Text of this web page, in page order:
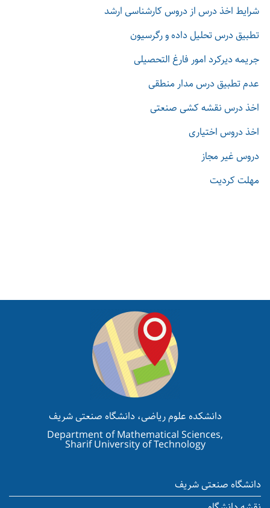
شرايط اخذ درس از دروس كارشناسی ارشد
تطبیق درس تحلیل داده و رگرسیون
جریمه دیرکرد امور فارغ التحصیلی
عدم تطبیق درس مدار منطقی
اخذ درس نقشه کشی صنعتی
اخذ دروس اختیاری
دروس غیر مجاز
مهلت کردیت
دانشکده علوم ریاضی، دانشگاه صنعتی شریف
Department of Mathematical Sciences,
Sharif University of Technology
دانشگاه صنعتی شریف